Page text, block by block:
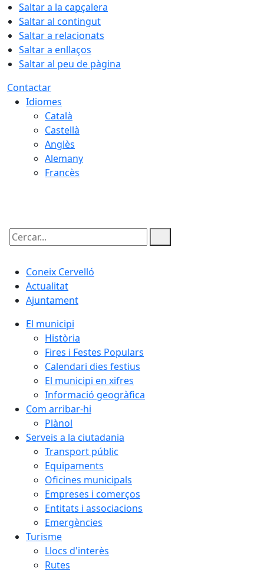
Saltar a la capçalera
Saltar al contingut
Saltar a relacionats
Saltar a enllaços
Saltar al peu de pàgina
Contactar
Idiomes
Català
Castellà
Anglès
Alemany
Francès
Cercar:
Coneix Cervelló
Actualitat
Ajuntament
El municipi
Història
Fires i Festes Populars
Calendari dies festius
El municipi en xifres
Informació geogràfica
Com arribar-hi
Plànol
Serveis a la ciutadania
Transport públic
Equipaments
Oficines municipals
Empreses i comerços
Entitats i associacions
Emergències
Turisme
Llocs d'interès
Rutes